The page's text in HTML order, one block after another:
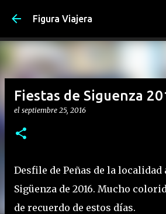
Ir al contenido
Figura Viajera
Fiestas de Siguenza
el septiembre 25, 2016
Desfile de Peñas de la localidad
Sigüenza de 2016. Mucho
de recuerdo de estos días.